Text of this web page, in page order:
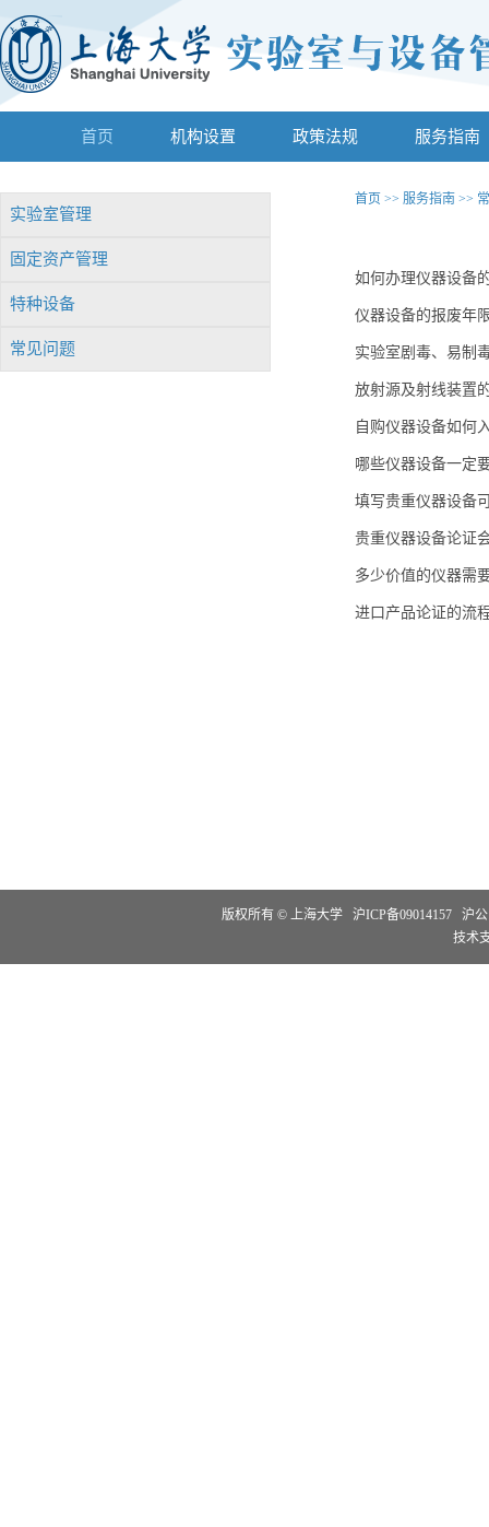
首页 机构设置 政策法规 服务指南
实验室管理
固定资产管理
特种设备
常见问题
首页 >> 服务指南 >>
如何办理仪器设备
仪器设备的报废年
实验室剧毒、易制
放射源及射线装置
自购仪器设备如何
哪些仪器设备一定
填写贵重仪器设备
贵重仪器设备论证
多少价值的仪器需
进口产品论证的流
版权所有 © 上海大学 沪ICP备09014157
沪
技术